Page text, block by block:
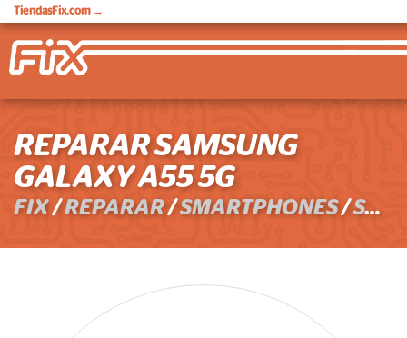
TiendasFix.com →
REPARAR SAMSUNG
GALAXY A55 5G
FIX/REPARAR/SMARTPHONES/SAMSUNG